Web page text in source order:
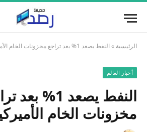
الرئيسية » النفط يصعد 1% بعد تراجع مخزونات الخام الأميركية
أخبار العالم
النفط يصعد 1%
مخزونات الخام